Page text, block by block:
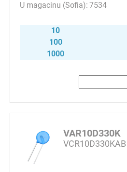
7534
10
100
1000
VAR10D330K
VCR10D330KAB